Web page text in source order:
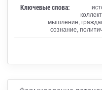
Ключевые слова:
мышление,
сознание,